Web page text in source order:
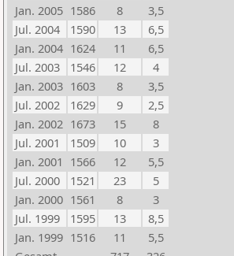
Jan. 2005 1586 8
3,5
Jul. 2004
1590 13
6,5
Jan. 2004 1624 11
6,5
Jul. 2003
1546 12
4
Jan. 2003 1603 8
3,5
Jul. 2002
1629 9
2,5
Jan. 2002 1673 15
8
Jul. 2001
1509 10
3
Jan. 2001 1566 12
5,5
Jul. 2000
1521 23
5
Jan. 2000 1561 8
3
Jul. 1999
1595 13
8,5
Jan. 1999 1516 11
5,5